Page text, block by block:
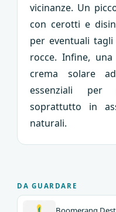
vicinanze. Un
con cerotti e
per eventuali
rocce. Infine,
crema solare
essenziali per
soprattutto in
naturali.
DA GUARDARE